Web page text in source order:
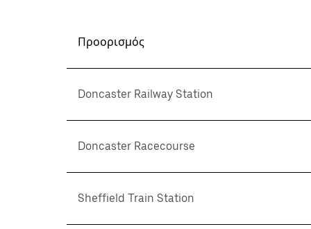
Προορισμός
Doncaster Railway Station
Doncaster Racecourse
Sheffield Train Station